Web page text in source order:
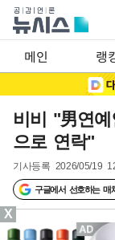
메인 랭
비비 "男연
으로 연락"
기사등록 2026/05/19
구글에서 선호하는 매
X